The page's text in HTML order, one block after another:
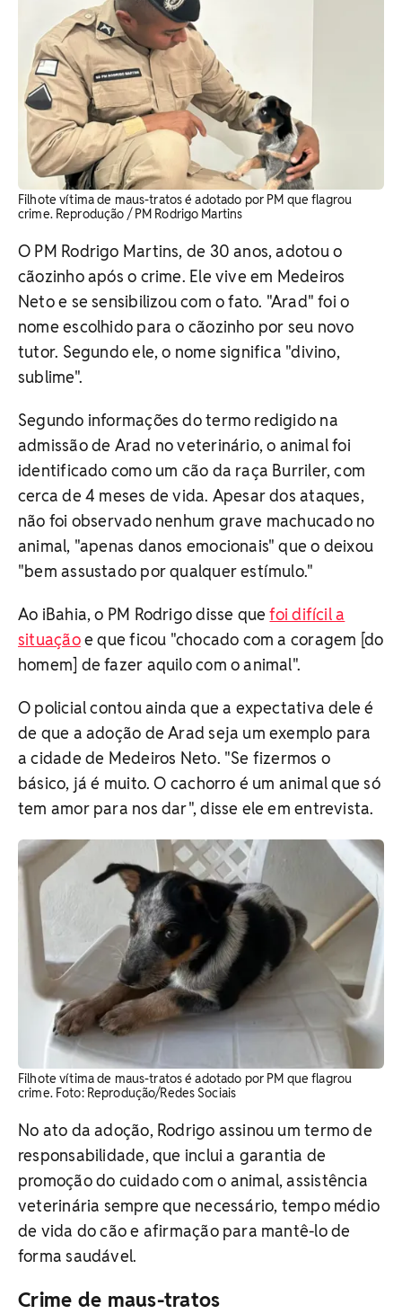
Filhote vítima de maus-tratos é adotado por PM que flagrou
crime. Reprodução / PM Rodrigo Martins
O PM Rodrigo Martins, de 30 anos, adotou o
cãozinho após o crime. Ele vive em Medeiros
Neto e se sensibilizou com o fato. "Arad" foi o
nome escolhido para o cãozinho por seu novo
tutor. Segundo ele, o nome significa "divino,
sublime".
Segundo informações do termo redigido na
admissão de Arad no veterinário, o animal foi
identificado como um cão da raça Burriler, com
cerca de 4 meses de vida. Apesar dos ataques,
não foi observado nenhum grave machucado no
animal, "apenas danos emocionais" que o deixou
"bem assustado por qualquer estímulo."
Ao iBahia, o PM Rodrigo disse quefoi difícil a
situaçãoe que ficou "chocado com a coragem [do
homem] de fazer aquilo com o animal".
O policial contou ainda que a expectativa dele é
de que a adoção de Arad seja um exemplo para
a cidade de Medeiros Neto. "Se fizermos o
básico, já é muito. O cachorro é um animal que só
tem amor para nos dar", disse ele em entrevista.
Filhote vítima de maus-tratos é adotado por PM que flagrou
crime. Foto: Reprodução/Redes Sociais
No ato da adoção, Rodrigo assinou um termo de
responsabilidade, que inclui a garantia de
promoção do cuidado com o animal, assistência
veterinária sempre que necessário, tempo médio
de vida do cão e afirmação para mantê-lo de
forma saudável.
Crime de maus-tratos